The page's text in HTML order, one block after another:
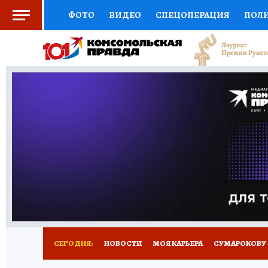
ФОТО ВИДЕО СПЕЦОПЕРАЦИЯ
СОЦПОДДЕРЖКА НАУКА АФИША
ВЫБОР ЭКСПЕРТОВ ДОКТОР
ПРОГНОЗЫ НА СПОРТ
НОВОЕ
СЕГОДНЯ: НОВОСТИ МОЯ КАРЬЕРА СУМАРОКОВУ